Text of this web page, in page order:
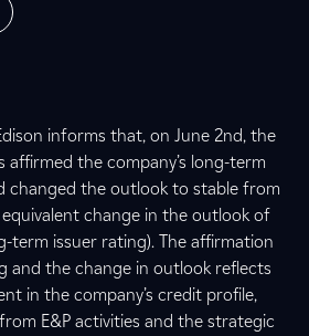
informs that, on June 2nd, the
affirmed the company’s long-term
changed the outlook to stable from
change in the outlook of
term issuer rating). The affirmation
and the change in outlook reflects
in the company’s credit profile,
E&P activities and the strategic